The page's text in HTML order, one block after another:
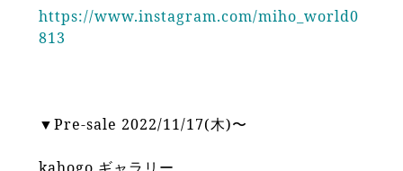
https://www.instagram.com/miho_world0
813
▼Pre-sale 2022/11/17(木)〜